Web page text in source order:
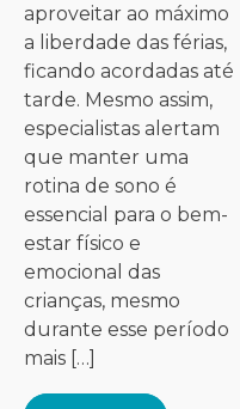
aproveitar ao máximo
a liberdade das férias,
ficando acordadas até
tarde. Mesmo assim,
especialistas alertam
que manter uma
rotina de sono é
essencial para o bem-
estar físico e
emocional das
crianças, mesmo
durante esse período
mais […]